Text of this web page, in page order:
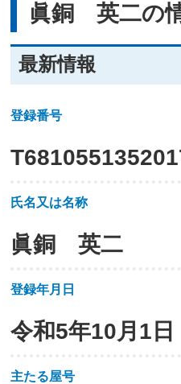
眞銅 英二の
最新情報
登録番号
T681055135201
氏名又は名称
眞銅 英二
登録年月日
令和5年10月1日
主たる屋号